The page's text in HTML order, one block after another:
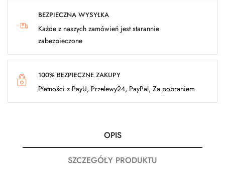
BEZPIECZNA WYSYŁKA
Każde z naszych zamówień jest starannie
zabezpieczone
100% BEZPIECZNE ZAKUPY
Płatności z PayU, Przelewy24, PayPal, Za pobraniem
OPIS
SZCZEGÓŁY PRODUKTU